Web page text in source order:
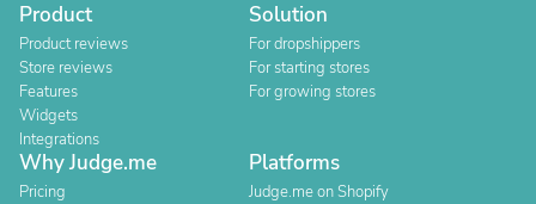
Product
Product reviews
Store reviews
Features
Widgets
Integrations
Solution
For dropshippers
For starting stores
For growing stores
Why Judge.me
Pricing
Platforms
Judge.me on Shopify